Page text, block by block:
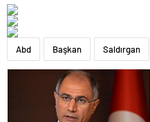
Abd Başkan Saldırgan